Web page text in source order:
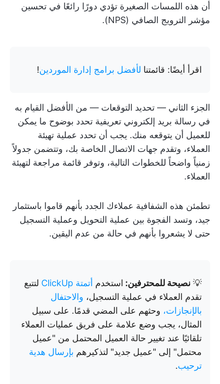
أن هذه اللمسات الصغيرة تؤدي دورًا رائعًا في تحسين
مؤشر الترويج الصافي (NPS).
اقرأ أيضًا: قائمتنا لأفضل برامج إدارة الموردين!
الجزء الثاني — تحديد التوقعات — من الأفضل القيام به
في رسالة بريد إلكتروني تعريفية تحدد بوضوح ما يمكن
للعميل أن يتوقعه منك. يجب أن تحدد عملية تهيئة
العملاء، وتقدم جهات الاتصال الخاصة بك، وتتضمن جدولاً
زمنياً واضحاً للخطوات التالية، وتوفر قائمة مراجعة لتهيئة
العملاء.
تطمئن هذه الشفافية عملاءك الجدد بأنهم قاموا باستثمار
جيد، وتسد الفجوة بين عملية التحويل وعملية التسجيل
حتى لا يشعروا بأنهم في حالة من عدم اليقين.
💡 نصيحة للمحترفين: استخدم أتمتة ClickUp
لتتبع
تقدم العملاء في عملية التسجيل، والاحتفال
بالإنجازات، وحثهم على المضي قدمًا. على سبيل
المثال، يجب وضع علامة على فريق عمليات العملاء
تلقائيًا عند تغيير حالة العميل المحتمل من "عميل
محتمل" إلى "عميل جديد" لتذكيرهم بإرسال هدية
ترحيب.